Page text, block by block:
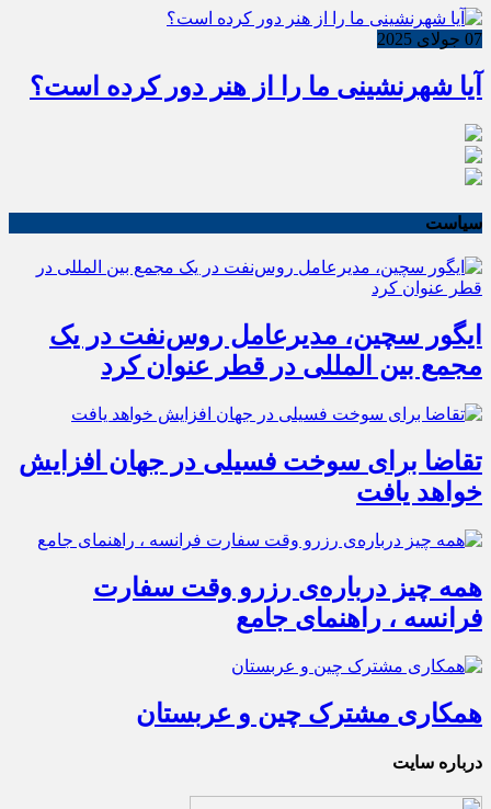
07 جولای 2025
آیا شهرنشینی ما را از هنر دور کرده است؟
سیاست
ایگور سچین، مدیرعامل روس‌نفت در یک
مجمع بین المللی در قطر عنوان کرد
تقاضا برای سوخت فسیلی در جهان افزایش
خواهد یافت
همه چیز درباره‌ی رزرو وقت سفارت
فرانسه ، راهنمای جامع
همکاری مشترک چین و عربستان
درباره سایت